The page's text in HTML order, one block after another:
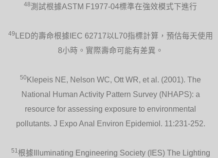
48測試根據ASTM F1977-04標準在強效模式下進行
49
LED的壽命根據IEC 62717以L70指標計算，預估每天使用
8小時。實際壽命可能有差異。
50 Klepeis NE, Nelson WC, Ott WR, et al. (2001). The
National Human Activity Pattern Survey (NHAPS): a
resource for assessing exposure to environmental
pollutants. J Expo Anal Environ Epidemiol. 11:231-252.
51 根據Illuminating Engineering Society (IES) The Lighting